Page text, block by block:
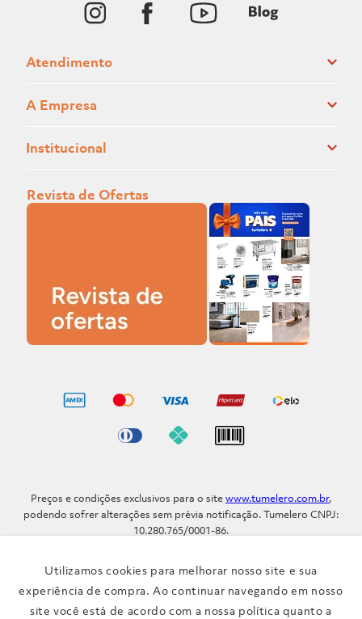
Utilizamos cookies para melhorar nosso site e sua
experiência de compra. Ao continuar navegando em nosso
site você está de acordo com a nossa política quanto a
Atendimento
A Empresa
Institucional
Revista de Ofertas
Preços e condições exclusivos para o sitewww.tumelero.com.br,
podendo sofrer alterações sem prévia notificação. Tumelero CNPJ:
10.280.765/0001-86.
91.110-001
Telefone: (51) 3371-9290